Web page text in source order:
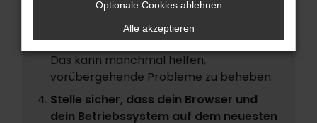
Funktioniert die Seite in einem anderen
Browser oder in einem privaten Fenster?
Starte dein Gerät neu.
Das kann manchmal helfen,
vorübergehende Probleme zu beheben.
Stelle sicher, dass dein Browser und
dein Betriebssystem auf dem neuesten
Optionale Cookies ablehnen
Alle akzeptieren